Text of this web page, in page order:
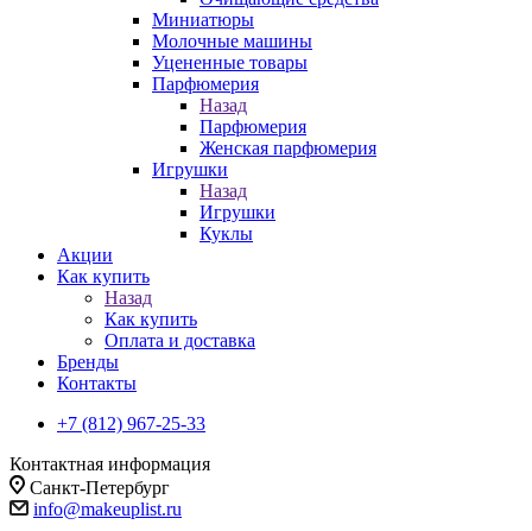
Миниатюры
Молочные машины
Уцененные товары
Парфюмерия
Назад
Парфюмерия
Женская парфюмерия
Игрушки
Назад
Игрушки
Куклы
Акции
Как купить
Назад
Как купить
Оплата и доставка
Бренды
Контакты
+7 (812) 967-25-33
Контактная информация
Санкт-Петербург
info@makeuplist.ru